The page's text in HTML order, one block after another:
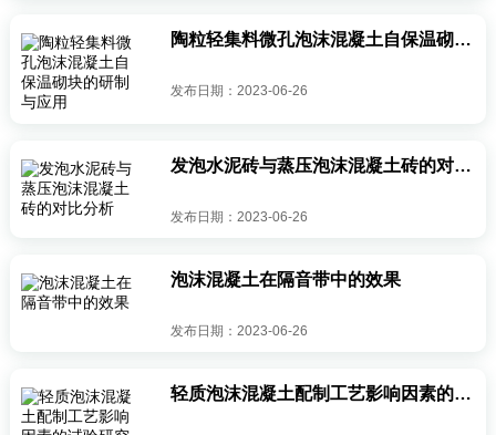
陶粒轻集料微孔泡沫混凝土自保温砌块的研制与应用
发布日期：2023-06-26
发泡水泥砖与蒸压泡沫混凝土砖的对比分析
发布日期：2023-06-26
泡沫混凝土在隔音带中的效果
发布日期：2023-06-26
轻质泡沫混凝土配制工艺影响因素的试验研究